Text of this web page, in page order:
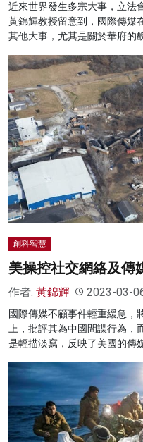
近來世界發生多宗大事，立法
黃錦輝教授留意到，國際傳媒
其他大事，尤其是關於華府的
創科智慧
美操控社交網絡及傳
作者: 黃錦輝 2023-03-
國際傳媒不顧事件輕重緩急，
上，批評其為中國間諜行為
是輕描淡寫，反映了美國的傳